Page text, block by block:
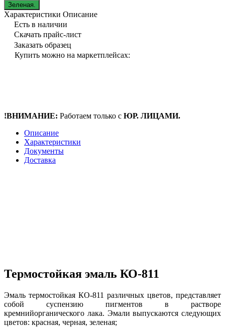
Зеленая.
Характеристики Описание
Есть в наличии
Скачать прайс-лист
Заказать образец
Купить можно на маркетплейсах:
!ВНИМАНИЕ: Работаем только с ЮР. ЛИЦАМИ.
Описание
Характеристики
Документы
Доставка
Термостойкая эмаль КО-811
Эмаль термостойкая КО-811 различных цветов, представляет
собой суспензию пигментов в растворе
кремнийорганического лака. Эмали выпускаются следующих
цветов: красная, черная, зеленая;